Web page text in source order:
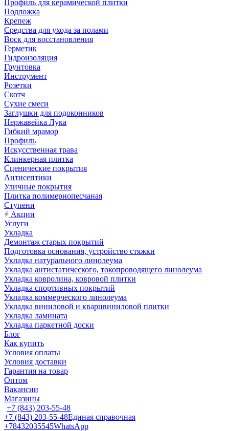
Профиль для керамической плитки
Подложка
Крепеж
Средства для ухода за полами
Воск для восстановления
Герметик
Гидроизоляция
Грунтовка
Инструмент
Розетки
Скотч
Сухие смеси
Заглушки для подоконников
Нержавейка Лука
Гибкий мрамор
Профиль
Искусственная трава
Клинкерная плитка
Сценические покрытия
Антисептики
Уличные покрытия
Плитка полимернопесчаная
Ступени
Акции
Услуги
Укладка
Демонтаж старых покрытий
Подготовка основания, устройство стяжки
Укладка натурального линолеума
Укладка антистатического, токопроводящего линолеума
Укладка ковролина, ковровой плитки
Укладка спортивных покрытий
Укладка коммерческого линолеума
Укладка виниловой и кварцвиниловой плитки
Укладка ламината
Укладка паркетной доски
Блог
Как купить
Условия оплаты
Условия доставки
Гарантия на товар
Оптом
Вакансии
Магазины
+7 (843) 203-55-48
+7 (843) 203-55-48Единая справочная
+78432035545WhatsApp